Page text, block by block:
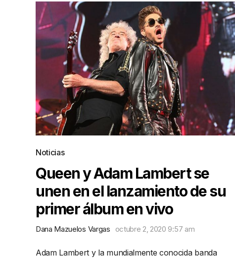
Noticias
Queen y Adam Lambert se
unen en el lanzamiento de su
primer álbum en vivo
Dana Mazuelos Vargas octubre 2, 2020 9:57 am
Adam Lambert y la mundialmente conocida banda